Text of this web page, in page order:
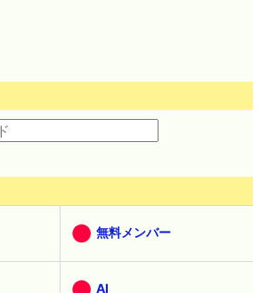
無料メンバー
AI